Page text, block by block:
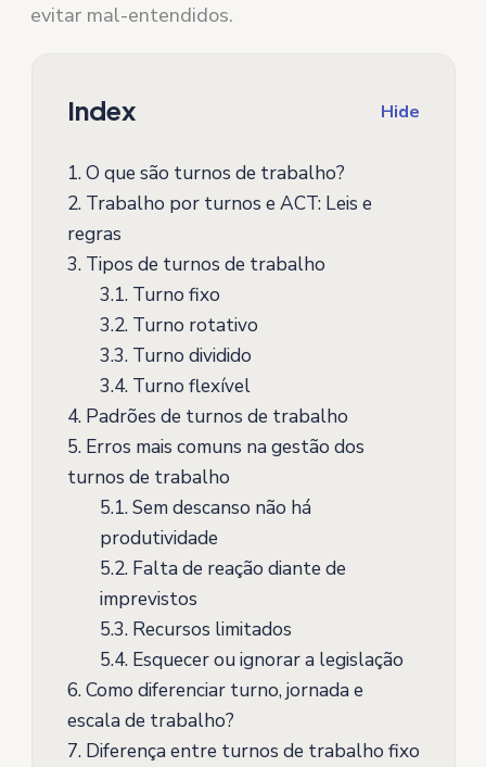
evitar mal-entendidos.
Index Hide
1.O que são turnos de trabalho?
2.Trabalho por turnos e ACT: Leis e
regras
3.Tipos de turnos de trabalho
3.1.Turno fixo
3.2.Turno rotativo
3.3.Turno dividido
3.4.Turno flexível
4.Padrões de turnos de trabalho
5.Erros mais comuns na gestão dos
turnos de trabalho
5.1.Sem descanso não há
produtividade
5.2.Falta de reação diante de
imprevistos
5.3.Recursos limitados
5.4.Esquecer ou ignorar a legislação
6.Como diferenciar turno, jornada e
escala de trabalho?
7.Diferença entre turnos de trabalho fixo